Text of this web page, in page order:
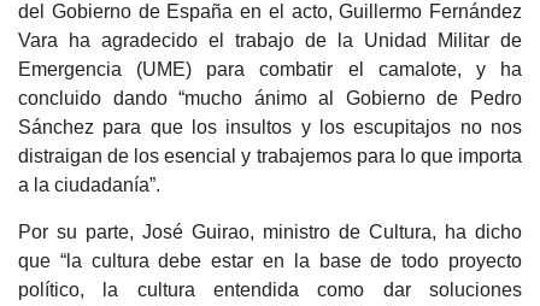
del Gobierno de España en el acto, Guillermo Fernández
Vara ha agradecido el trabajo de la Unidad Militar de
Emergencia (UME) para combatir el camalote, y ha
concluido dando “mucho ánimo al Gobierno de Pedro
Sánchez para que los insultos y los escupitajos no nos
distraigan de los esencial y trabajemos para lo que importa
a la ciudadanía”.
Por su parte, José Guirao, ministro de Cultura, ha dicho
que “la cultura debe estar en la base de todo proyecto
político, la cultura entendida como dar soluciones